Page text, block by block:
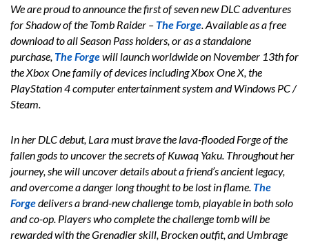
We are proud to announce the first of seven new DLC adventures
for Shadow of the Tomb Raider – The Forge. Available as a free
download to all Season Pass holders, or as a standalone
purchase, The Forgewill launch worldwide on November 13th for
the Xbox One family of devices including Xbox One X, the
PlayStation 4 computer entertainment system and Windows PC /
Steam.
In her DLC debut, Lara must brave the lava-flooded Forge of the
fallen gods to uncover the secrets of Kuwaq Yaku. Throughout her
journey, she will uncover details about a friend’s ancient legacy,
and overcome a danger long thought to be lost in flame. The
Forgedelivers a brand-new challenge tomb, playable in both solo
and co-op. Players who complete the challenge tomb will be
rewarded with the Grenadier skill, Brocken outfit, and Umbrage